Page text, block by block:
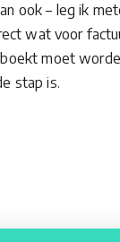
ook – leg ik
wat voor
moet
stap is.